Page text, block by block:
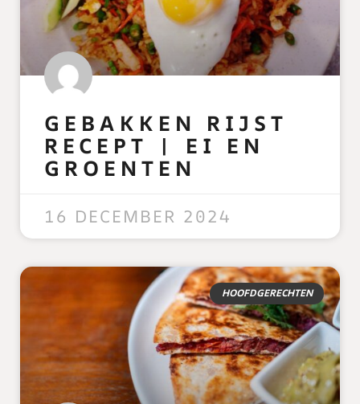
GEBAKKEN RIJST
RECEPT | EI EN
GROENTEN
16 DECEMBER 2024
HOOFDGERECHTEN